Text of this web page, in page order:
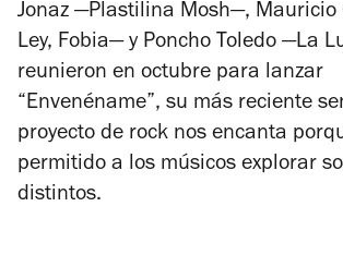
Jonaz —Plastilina Mosh—, Mauricio
Ley, Fobia— y Poncho Toledo —La
reunieron en octubre para lanzar
“Envenéname”, su más reciente
proyecto de rock nos encanta
permitido a los músicos explorar
distintos.